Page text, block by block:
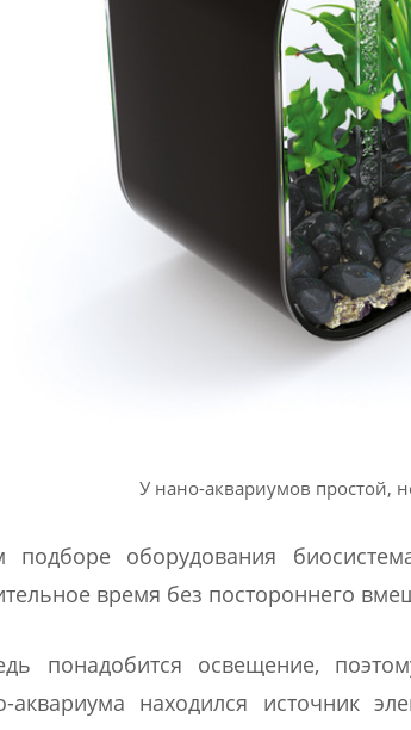
У нано-аквариумов простой,
подборе оборудования
время без постороннего
понадобится освещение,
аквариума находился источник